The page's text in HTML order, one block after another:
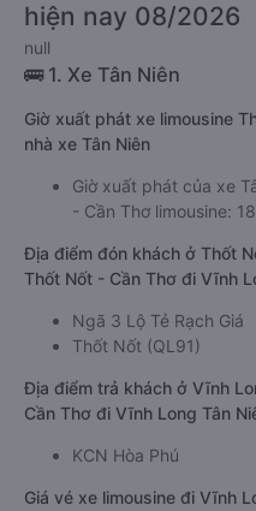
hiện nay 08/2026
null
🚌 1. Xe Tân Niên
Giờ xuất phát xe limousine
nhà xe Tân Niên
Giờ xuất phát của xe
- Cần Thơ limousine:
Địa điểm đón khách ở Thốt
Thốt Nốt - Cần Thơ đi Vĩnh
Ngã 3 Lộ Tẻ Rạch Giá
Thốt Nốt (QL91)
Địa điểm trả khách ở Vĩnh
Cần Thơ đi Vĩnh Long Tân
KCN Hòa Phú
Giá vé xe limousine đi Vĩnh